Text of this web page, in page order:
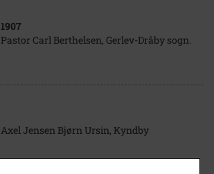
1907
Pastor Carl Berthelsen, Gerlev-Dråby sogn.
Axel Jensen Bjørn Ursin, Kyndby